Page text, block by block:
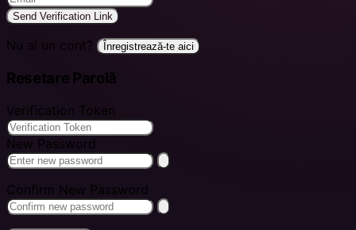
Send Verification Link
Nu ai un cont? Înregistrează-te aici
Resetare Parolă
Verification Token
New Password
Confirm New Password